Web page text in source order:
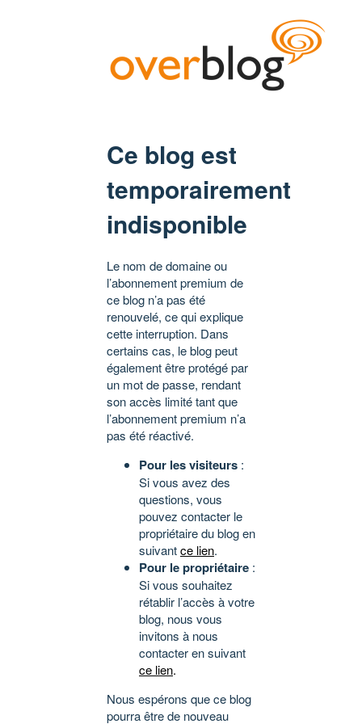
Ce blog est
temporairement
indisponible
Le nom de domaine ou
l’abonnement premium de
ce blog n’a pas été
renouvelé, ce qui explique
cette interruption. Dans
certains cas, le blog peut
également être protégé par
un mot de passe, rendant
son accès limité tant que
l’abonnement premium n’a
pas été réactivé.
Pour les visiteurs :
Si vous avez des
questions, vous
pouvez contacter le
propriétaire du blog en
suivantce lien.
Pour le propriétaire :
Si vous souhaitez
rétablir l’accès à votre
blog, nous vous
invitons à nous
contacter en suivant
ce lien.
Nous espérons que ce blog
pourra être de nouveau